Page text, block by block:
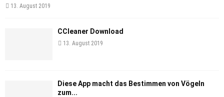
13. August 2019
CCleaner Download
13. August 2019
Diese App macht das Bestimmen von Vögeln
zum...